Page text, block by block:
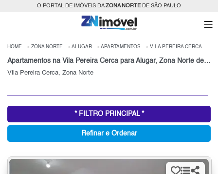
O PORTAL DE IMÓVEIS DAZONA NORTEDE SÃO PAULO
HOME ZONA NORTE ALUGAR APARTAMENTOS VILA PEREIRA CERCA
Apartamentos na Vila Pereira Cerca para Alugar, Zona Norte de São Paulo, SP
Vila Pereira Cerca, Zona Norte
* FILTRO PRINCIPAL *
Refinar e Ordenar